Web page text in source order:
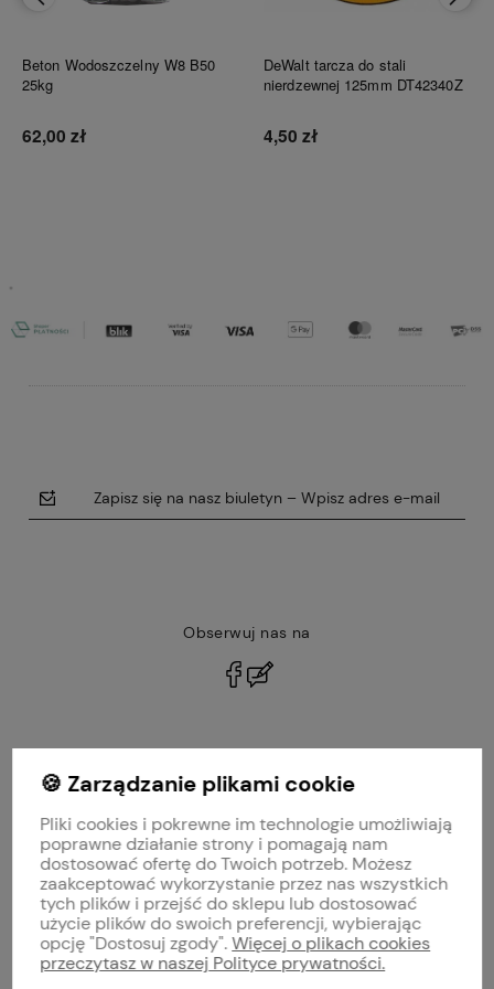
Beton Wodoszczelny W8 B50
25kg
62,00 zł
DeWalt tarcza do stali
nierdzewnej 125mm DT42340Z
4,50 zł
Zapisz się na nasz biuletyn – Wpisz adres e-mail
Obserwuj nas na
MOJE KONTO
PŁATNOŚCI I DOSTAWA
INFORMACJE
O NAS
🍪 Zarządzanie plikami cookie
Pliki cookies i pokrewne im technologie umożliwiają
poprawne działanie strony i pomagają nam
dostosować ofertę do Twoich potrzeb. Możesz
zaakceptować wykorzystanie przez nas wszystkich
tych plików i przejść do sklepu lub dostosować
użycie plików do swoich preferencji, wybierając
opcję "Dostosuj zgody".Więcej o plikach cookies
przeczytasz w naszej Polityce prywatności.